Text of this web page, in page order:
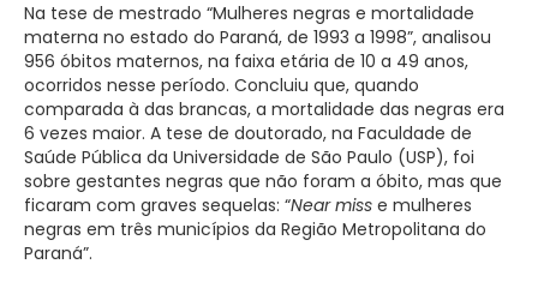
Na tese de mestrado “Mulheres negras e mortalidade
materna no estado do Paraná, de 1993 a 1998”, analisou
956 óbitos maternos, na faixa etária de 10 a 49 anos,
ocorridos nesse período. Concluiu que, quando
comparada à das brancas, a mortalidade das negras era
6 vezes maior. A tese de doutorado, na Faculdade de
Saúde Pública da Universidade de São Paulo (USP), foi
sobre gestantes negras que não foram a óbito, mas que
ficaram com graves sequelas: “Near miss e mulheres
negras em três municípios da Região Metropolitana do
Paraná”.